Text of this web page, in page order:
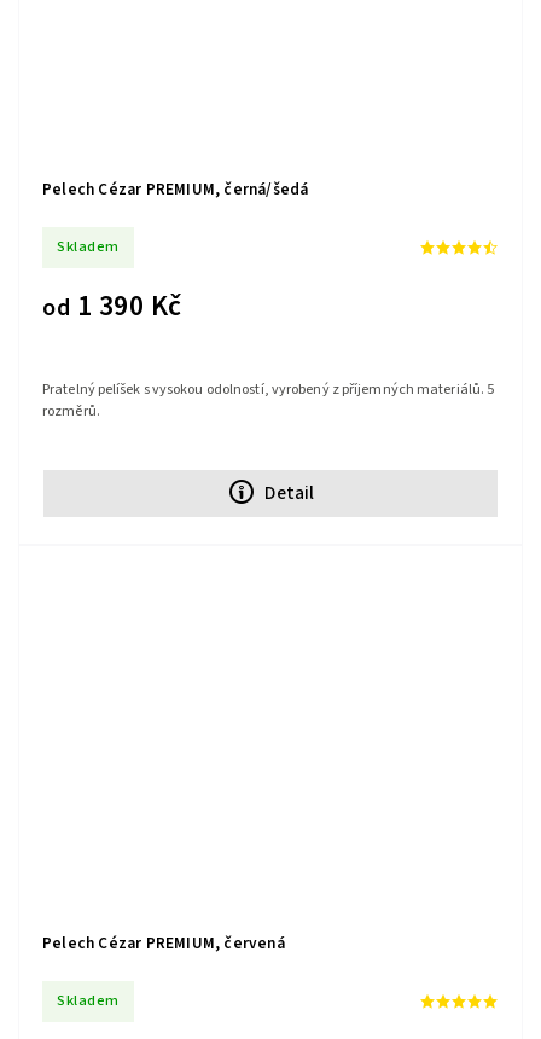
Pelech Cézar PREMIUM, černá/šedá
Skladem
od 1 390 Kč
Detail
Pratelný pelíšek s vysokou odolností, vyrobený z příjemných materiálů. 5
rozměrů.
Pelech Cézar PREMIUM, červená
Skladem